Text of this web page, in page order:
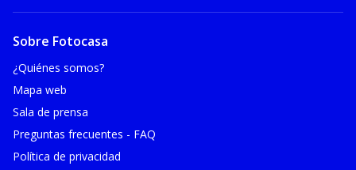
Sobre Fotocasa
¿Quiénes somos?
Mapa web
Sala de prensa
Preguntas frecuentes - FAQ
Política de privacidad